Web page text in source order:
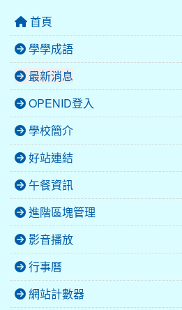
首頁
學學成語
最新消息
OPENID登入
學校簡介
好站連結
午餐資訊
進階區塊管理
影音播放
行事曆
網站計數器